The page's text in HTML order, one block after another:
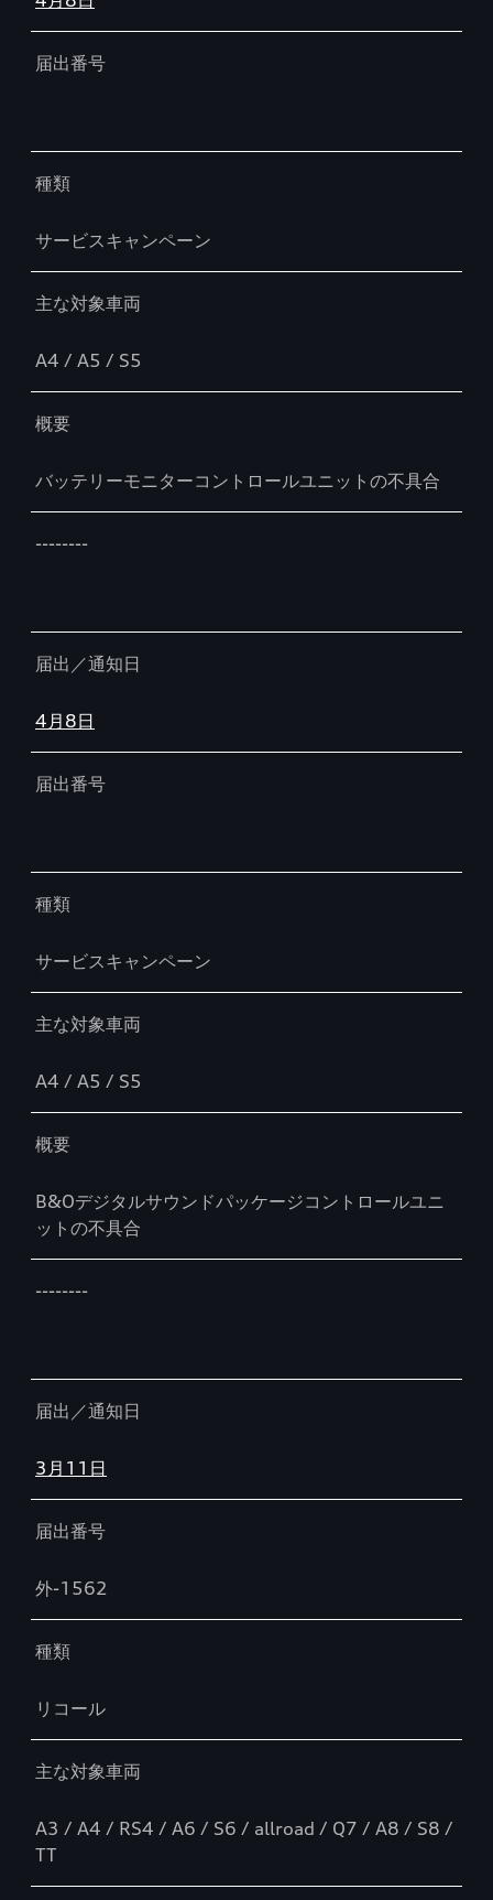
届出番号
種類
サービスキャンペーン
主な対象車両
A4 / A5 / S5
概要
バッテリーモニターコントロールユニットの不具合
--------
届出／通知日
4月8日
届出番号
種類
サービスキャンペーン
主な対象車両
A4 / A5 / S5
概要
B&Oデジタルサウンドパッケージコントロールユニ
ットの不具合
--------
届出／通知日
3月11日
届出番号
外-1562
種類
リコール
主な対象車両
A3 / A4 / RS4 / A6 / S6 / allroad / Q7 / A8 / S8 /
TT